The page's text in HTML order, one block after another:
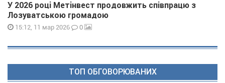
У 2026 році Метінвест продовжить співпрацю з
Лозуватською громадою
15:12, 11 мар 2026 0
ТОП ОБГОВОРЮВАНИХ